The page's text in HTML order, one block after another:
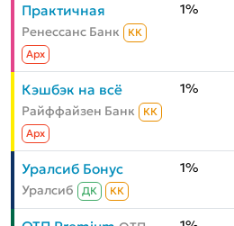
Практичная
Ренессанс Банк
КК
Aрх
1%
Кэшбэк на всё
Райффайзен Банк
КК
Aрх
1%
Уралсиб Бонус
Уралсиб ДК КК
1%